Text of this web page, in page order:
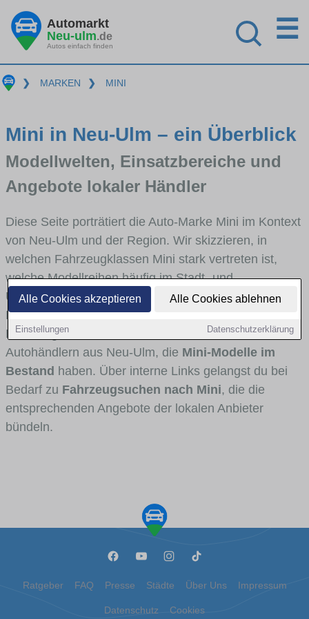
Alle Cookies akzeptieren Alle Cookies ablehnen
Einstellungen Datenschutzerklärung
Automarkt
Neu-ulm.de
Autos einfach finden
☰
❯ MARKEN ❯ MINI
Mini in Neu-Ulm – ein Überblick
Modellwelten, Einsatzbereiche und
Angebote lokaler Händler
Diese Seite porträtiert die Auto-Marke Mini im Kontext
von Neu-Ulm und der Region. Wir skizzieren, in
welchen Fahrzeugklassen Mini stark vertreten ist,
welche Modellreihen häufig im Stadt- und
Umlandverkehr zu sehen sind und für welche
Fahrertypen die Marke interessant ist. Viele
Fahrzeuge stammen von Autohäusern und
Autohändlern aus Neu-Ulm, die Mini-Modelle im
Bestand haben. Über interne Links gelangst du bei
Bedarf zu Fahrzeugsuchen nach Mini, die die
entsprechenden Angebote der lokalen Anbieter
bündeln.
Ratgeber FAQ Presse Städte Über Uns Impressum
Datenschutz Cookies